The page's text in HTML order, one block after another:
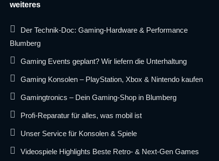
weiteres
Der Technik-Doc: Gaming-Hardware & Performance
Blumberg
Gaming Events geplant? Wir liefern die Unterhaltung
Gaming Konsolen – PlayStation, Xbox & Nintendo kaufen
Gamingtronics – Dein Gaming-Shop in Blumberg
Profi-Reparatur für alles, was mobil ist
Unser Service für Konsolen & Spiele
Videospiele Highlights Beste Retro- & Next-Gen Games